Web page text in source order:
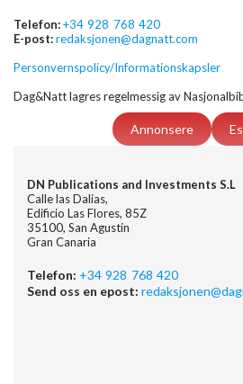
Telefon:+34 928 768 420
E-post:redaksjonen@dagnatt.com
Personvernspolicy/Informationskapsler
Dag&Natt lagres regelmessig av
Annonsere
DN Publications and Investments S.L
Calle las Dalias,
Edificio Las Flores, 85Z
35100, San Agustin
Gran Canaria
Telefon: +34 928 768 420
Send oss en epost: